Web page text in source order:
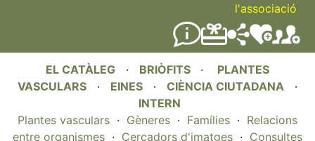
l'associació
EL CATÀLEG · BRIÒFITS · PLANTES
VASCULARS · EINES · CIÈNCIA CIUTADANA ·
INTERN
Plantes vasculars · Gèneres · Famílies · Relacions
entre organismes · Cercadors d'imatges · Consultes